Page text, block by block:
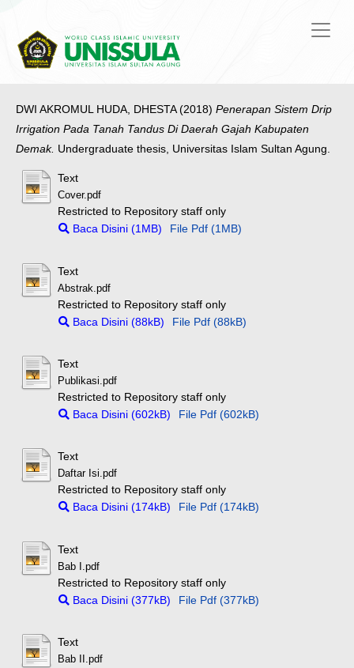
DWI AKROMUL HUDA, DHESTA(2018) Penerapan Sistem Drip
Irrigation Pada Tanah Tandus Di Daerah Gajah Kabupaten
Demak. Undergraduate thesis, Universitas Islam Sultan Agung.
Text
Cover.pdf
Restricted to Repository staff only
Baca Disini (1MB)
File Pdf (1MB)
Text
Abstrak.pdf
Restricted to Repository staff only
Baca Disini (88kB)
File Pdf (88kB)
Text
Publikasi.pdf
Restricted to Repository staff only
Baca Disini (602kB)
File Pdf (602kB)
Text
Daftar Isi.pdf
Restricted to Repository staff only
Baca Disini (174kB)
File Pdf (174kB)
Text
Bab I.pdf
Restricted to Repository staff only
Baca Disini (377kB)
File Pdf (377kB)
Text
Bab II.pdf